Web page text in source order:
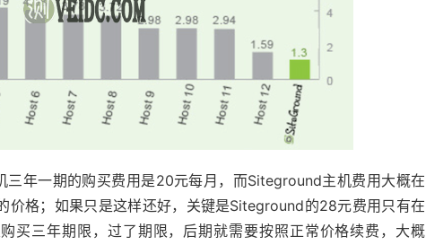
三年一期的购买费用是20元每月，而Siteground主机费用大概在
价格；如果只是这样还好，关键是Siteground的28元费用只有在
买三年期限，过了期限，后期就需要按照正常价格续费，大概